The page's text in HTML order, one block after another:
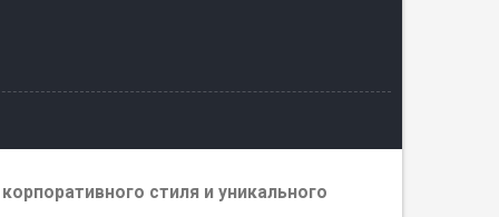
стиля и уникального